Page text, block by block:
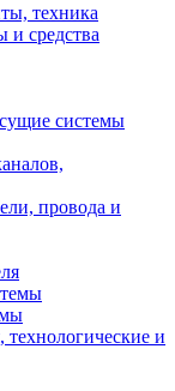
техника
и средства
системы
провода и
и